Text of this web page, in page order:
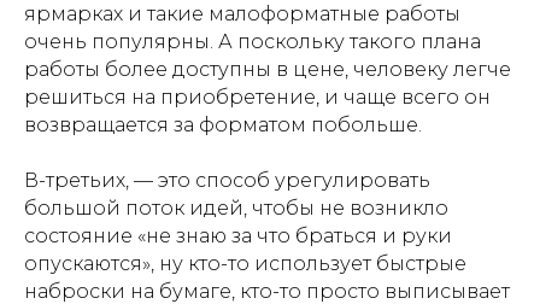
ярмарках и такие малоформатные работы
очень популярны. А поскольку такого плана
работы более доступны в цене, человеку легче
решиться на приобретение, и чаще всего он
возвращается за форматом побольше.
В-третьих, — это способ урегулировать
большой поток идей, чтобы не возникло
состояние «не знаю за что браться и руки
опускаются», ну кто-то использует быстрые
наброски на бумаге, кто-то просто выписывает